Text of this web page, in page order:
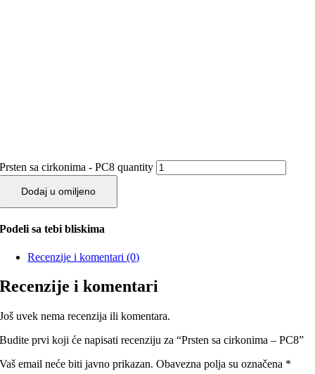
Prsten sa cirkonima - PC8 quantity
Dodaj u omiljeno
Podeli sa tebi bliskima
Recenzije i komentari (0)
Recenzije i komentari
Još uvek nema recenzija ili komentara.
Budite prvi koji će napisati recenziju za “Prsten sa cirkonima – PC8”
Vaš email neće biti javno prikazan. Obavezna polja su označena *